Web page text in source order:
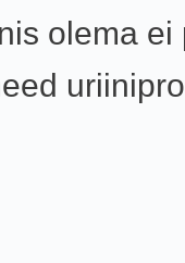
olema ei